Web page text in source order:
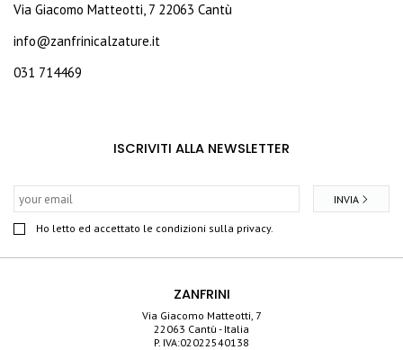
Via Giacomo Matteotti, 7 22063 Cantù
info@zanfrinicalzature.it
031 714469
ISCRIVITI ALLA NEWSLETTER
Ho letto ed accettato le condizioni sulla privacy.
INVIA
ZANFRINI
Via Giacomo Matteotti, 7
22063 Cantù - Italia
P. IVA:02022540138